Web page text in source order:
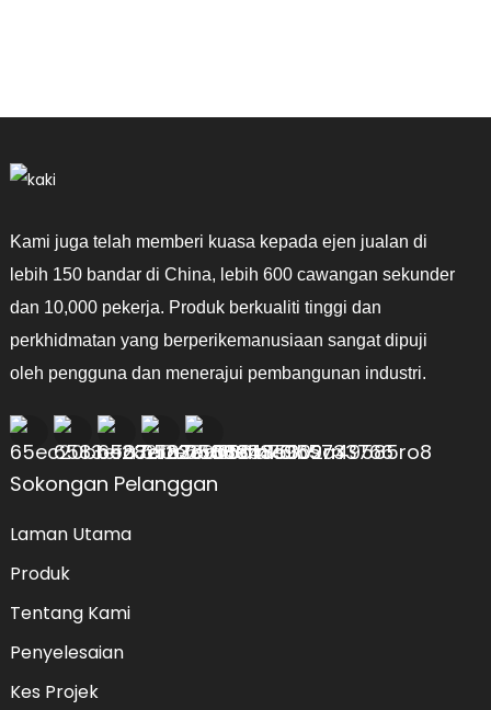
Kami juga telah memberi kuasa kepada ejen jualan di
lebih 150 bandar di China, lebih 600 cawangan sekunder
dan 10,000 pekerja. Produk berkualiti tinggi dan
perkhidmatan yang berperikemanusiaan sangat dipuji
oleh pengguna dan menerajui pembangunan industri.
Sokongan Pelanggan
Laman Utama
Produk
Tentang Kami
Penyelesaian
Kes Projek